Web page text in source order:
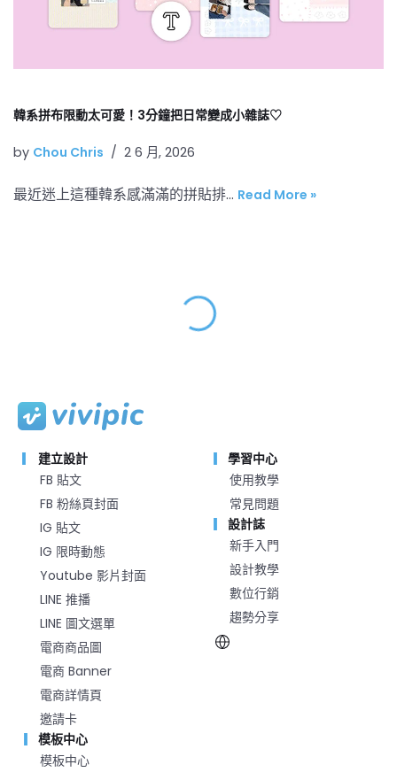
韓系拼布限動太可愛！3分鐘把日常變成小雜誌♡
by Chou Chris 2 6 月, 2026
最近迷上這種韓系感滿滿的拼貼排… Read More »
建立設計
FB 貼文
FB 粉絲頁封面
IG 貼文
IG 限時動態
Youtube 影片封面
LINE 推播
LINE 圖文選單
電商商品圖
電商 Banner
電商詳情頁
邀請卡
模板中心
模板中心
學習中心
使用教學
常見問題
設計誌
新手入門
設計教學
數位行銷
趨勢分享